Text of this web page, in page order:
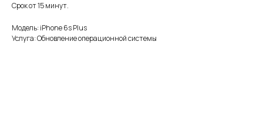
Срок от 15 минут.
Модель: iPhone 6s Plus
Услуга: Обновление операционной системы